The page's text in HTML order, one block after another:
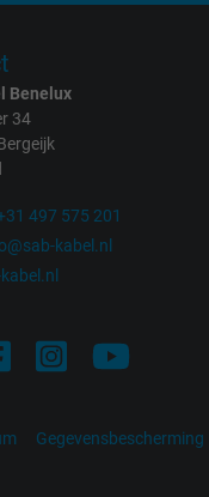
Benelux
34
497 575 201
kabel.nl
Gegevensbescherming